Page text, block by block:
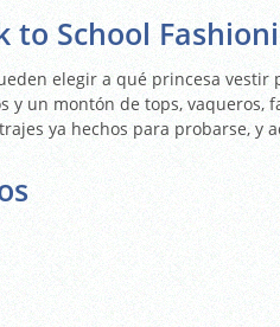
to School
elegir a qué princesa vestir
un montón de tops, vaqueros,
ya hechos para probarse, y